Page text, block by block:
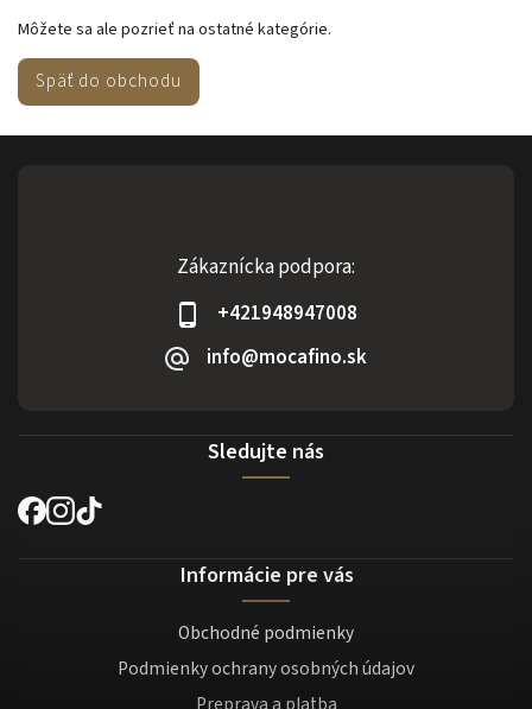
Môžete sa ale pozrieť na ostatné kategórie.
Späť do obchodu
Zákaznícka podpora:
+421948947008
info@mocafino.sk
Sledujte nás
Informácie pre vás
Obchodné podmienky
Podmienky ochrany osobných údajov